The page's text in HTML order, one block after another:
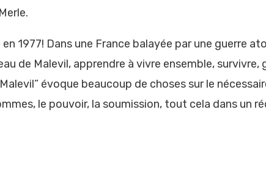
1977! Dans une France balayée par une guerre
de Malevil, apprendre à vivre ensemble, survivre,
évoque beaucoup de choses sur le
le pouvoir, la soumission, tout cela dans un